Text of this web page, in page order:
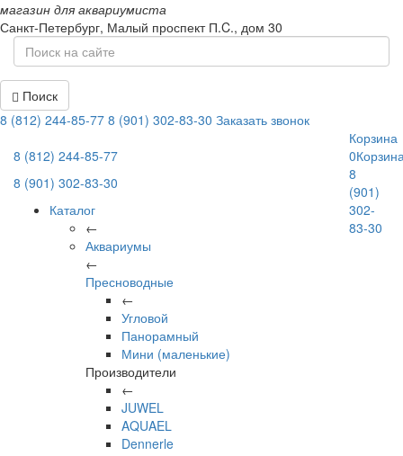
магазин для аквариумиста
Санкт-Петербург, Малый проспект П.C., дом 30
Поиск
8 (812) 244-85-77 8 (901) 302-83-30 Заказать звонок
8 (812) 244-85-77
8 (901) 302-83-30
Каталог
←
Аквариумы
←
Пресноводные
←
Угловой
Панорамный
Мини (маленькие)
Производители
←
JUWEL
AQUAEL
Dennerle
Корзина
0
8
(901)
302-
83-30